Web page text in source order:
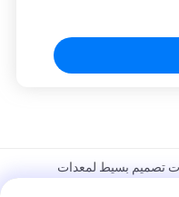
قطب عجلات تصميم بسيط لمعدات